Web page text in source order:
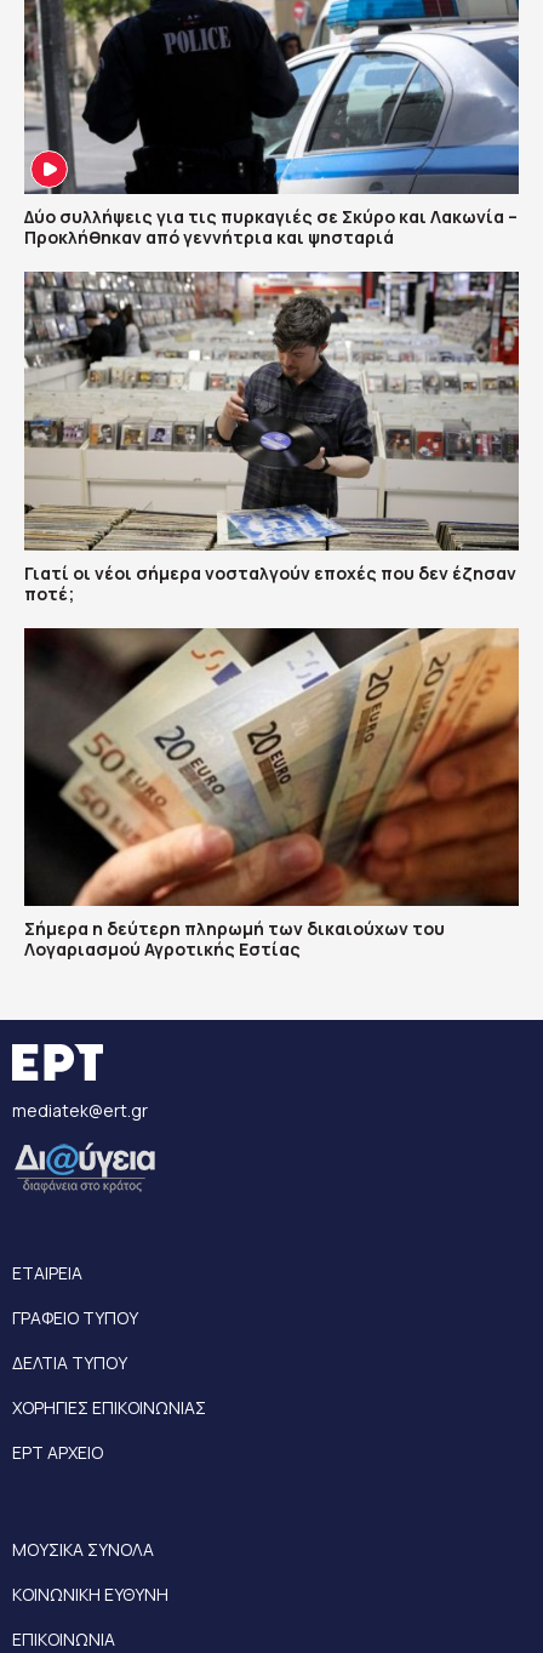
Δύο συλλήψεις για τις πυρκαγιές σε Σκύρο και Λακωνία –
Προκλήθηκαν από γεννήτρια και ψησταριά
Γιατί οι νέοι σήμερα νοσταλγούν εποχές που δεν έζησαν
ποτέ;
Σήμερα η δεύτερη πληρωμή των δικαιούχων του
Λογαριασμού Αγροτικής Εστίας
mediatek@ert.gr
ΕΤΑΙΡΕΙΑ
ΓΡΑΦΕΙΟ ΤΥΠΟΥ
ΔΕΛΤΙΑ ΤΥΠΟΥ
ΧΟΡΗΓΙΕΣ ΕΠΙΚΟΙΝΩΝΙΑΣ
ΕΡΤ ΑΡΧΕΙΟ
ΜΟΥΣΙΚΑ ΣΥΝΟΛΑ
ΚΟΙΝΩΝΙΚΗ ΕΥΘΥΝΗ
ΕΠΙΚΟΙΝΩΝΙΑ